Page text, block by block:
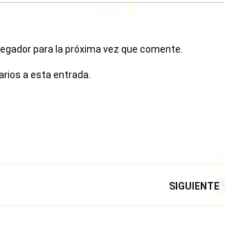
para la próxima vez que comente.
a esta entrada.
SIGUIENTE